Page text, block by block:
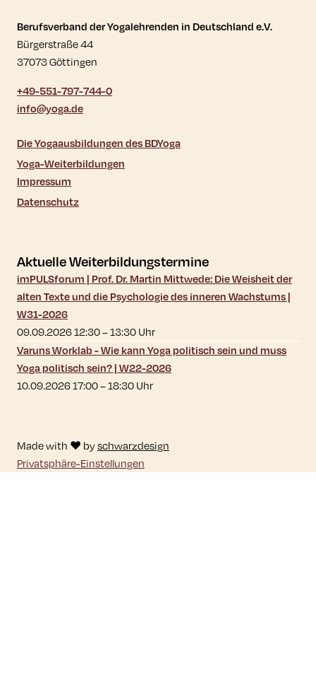
Kontaktdaten und weitere Links
Berufsverband der Yogalehrenden in Deutschland e.V.
Bürgerstraße 44
37073 Göttingen
+49-551-797-744-0
info@yoga.de
Die Yogaausbildungen des BDYoga
Yoga-Weiterbildungen
Impressum
Datenschutz
Aktuelle Weiterbildungstermine
imPULSforum | Prof. Dr. Martin Mittwede: Die Weisheit der
alten Texte und die Psychologie des inneren Wachstums |
W31-2026
09.09.2026 12:30–13:30Uhr
Varuns Worklab - Wie kann Yoga politisch sein und muss
Yoga politisch sein? | W22-2026
10.09.2026 17:00–18:30Uhr
Made with ♥ byschwarzdesign
Privatsphäre-Einstellungen